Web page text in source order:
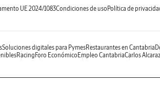
UE 2024/1083Condiciones de uso Política de
Soluciones digitales para PymesRestaurantes en Cantabria
Racing Foro Económico Empleo CantabriaCarlos